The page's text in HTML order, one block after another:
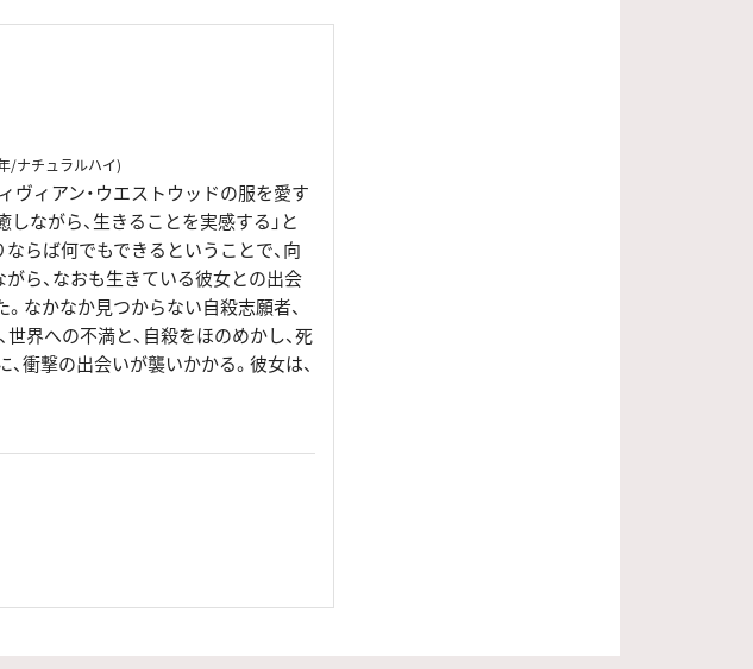
/ナチュラルハイ)
ヴィアン・ウエストウッドの服を愛す
しながら、生きることを実感する」と
らば何でもできるということで、向
ら、なおも生きている彼女との出会
なかなか見つからない自殺志願者、
界への不満と、自殺をほのめかし、死
衝撃の出会いが襲いかかる。彼女は、